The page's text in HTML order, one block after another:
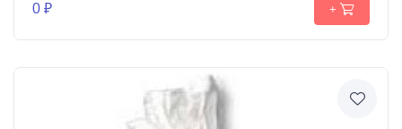
0 ₽ +